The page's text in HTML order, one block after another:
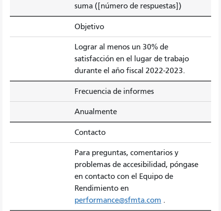
suma ([número de respuestas])
Objetivo
Lograr al menos un 30% de
satisfacción en el lugar de trabajo
durante el año fiscal 2022-2023.
Frecuencia de informes
Anualmente
Contacto
Para preguntas, comentarios y
problemas de accesibilidad, póngase
en contacto con el Equipo de
Rendimiento en
performance@sfmta.com .